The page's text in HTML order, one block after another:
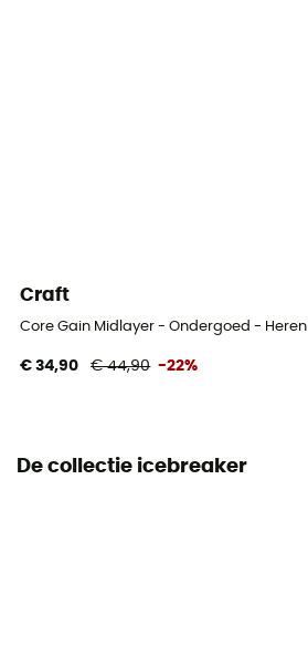
Craft
Core Gain Midlayer - Ondergoed - Heren
€ 34,90 € 44,90 -22%
De collectie icebreaker